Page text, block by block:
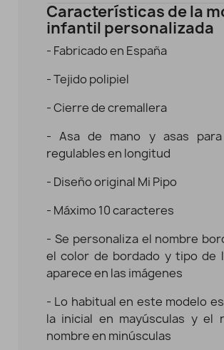
Características de la
infantil personalizada
- Fabricado en España
- Tejido polipiel
- Cierre de cremallera
- Asa de mano y asas para
regulables en longitud
- Diseño original Mi Pipo
- Máximo 10 caracteres
- Se personaliza el nombre
el color de bordado y tipo de
aparece en las imágenes
- Lo habitual en este modelo
la inicial en mayúsculas y el
nombre en minúsculas